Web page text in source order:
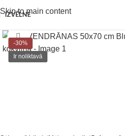
Skip to main content
IZVĒLNE
-30%
Ir noliktavā
Noklikšķiniet, lai palielinātu